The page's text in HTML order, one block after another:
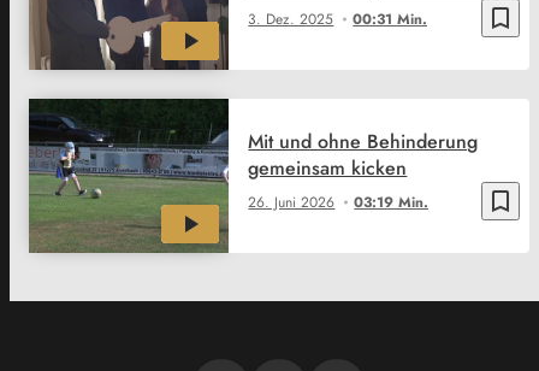
bookmark_border
3. Dez. 2025 00:31 Min.
bookmark_border
26. Juni 2026 03:19 Min.
Mit und ohne Behinderung
gemeinsam kicken